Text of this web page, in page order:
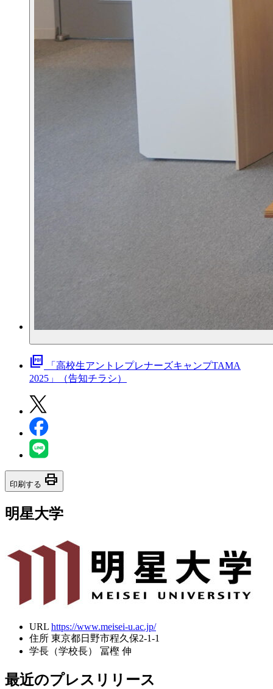
picture_as_pdf
「高校生アントレプレナーズキャンプTAMA
2025」（告知チラシ）
印刷する print
明星大学
URL https://www.meisei-u.ac.jp/
住所 東京都日野市程久保2-1-1
学長（学校長）
冨樫 伸
最近のプレスリリース